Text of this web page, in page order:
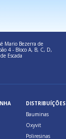
Mario Bezerra de
4 - Bloco A, B, C, D,
Escada
DISTRIBUÍÇÕES
Bauminas
Oxyvit
Poliresinas